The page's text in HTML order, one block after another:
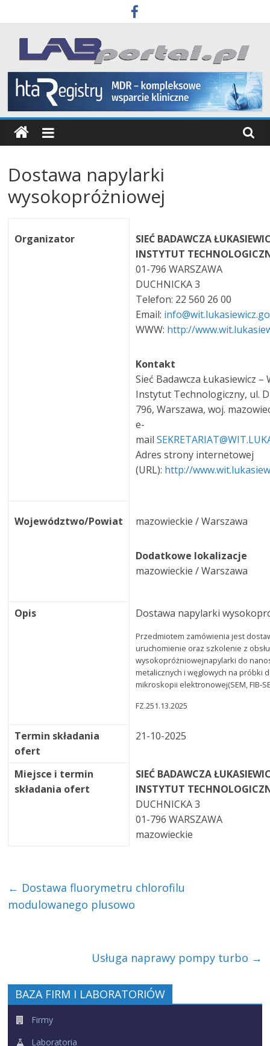
to
content
Labportal
Laboratoria
Aparatura
Badania
Dostawa napylarki
wysokopróżniowej
Organizator
SIEĆ BADAWCZA
INSTYTUT
01-796 WARSZAWA
DUCHNICKA 3
Telefon: 22 560 26 00
Email:
WWW: http://
Kontakt
Sieć Badawcza Łukasiewicz –
Instytut Technologiczny, ul.
796, Warszawa, woj.
e-
mail
Adres strony internetowej
(URL): http://
Województwo/Powiat mazowieckie / Warszawa
Dodatkowe lokalizacje
mazowieckie / Warszawa
Opis Dostawa napylarki
Przedmiotem zamówienia jest
uruchomienie oraz szkolenie z
wysokopróżniowejnapylarki do
metalicznych i węglowych na próbki
mikroskopii elektronowej(SEM,
FZ.251.13.2025
Termin składania
ofert
21-10-2025
Miejsce i termin
składania ofert
SIEĆ BADAWCZA
INSTYTUT
DUCHNICKA 3
01-796 WARSZAWA
mazowieckie
← Dostawa fluorymetru chlorofilu
modulowanego plusowo
Usługa naprawy pompy turbo →
BAZA FIRM I LABORATORIÓW
Firmy
Laboratoria